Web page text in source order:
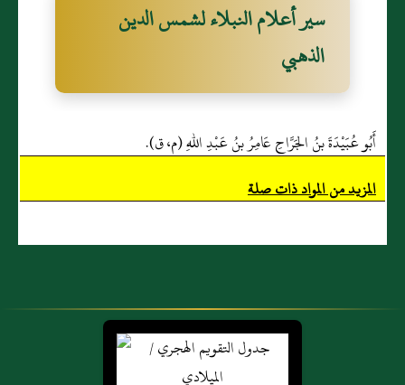
سير أعلام النبلاء لشمس الدين
الذهبي
أَبُو عُبَيْدَةَ بنُ الجَرَّاحِ عَامِرُ بنُ عَبْدِ اللهِ (م، ق).
المزيد من المواد ذات صلة